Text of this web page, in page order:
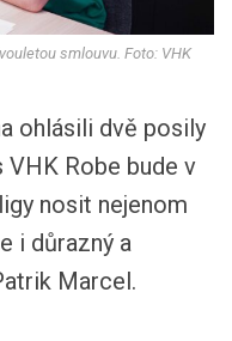
smlouvu. Foto: VHK
ohlásili dvě posily
VHK Robe bude v
nosit nejenom
i důrazný a
Marcel.